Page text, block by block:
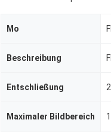
Mo
Beschreibung
Entschließung
Maximaler Bildbereich